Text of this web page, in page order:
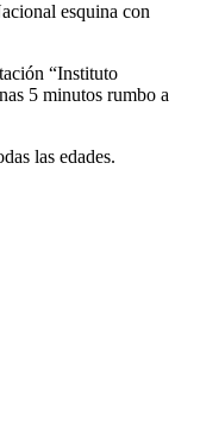
esquina con
“Instituto
5 minutos rumbo a
las edades.